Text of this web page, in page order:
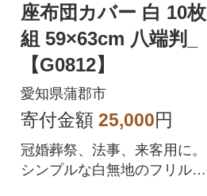
座布団カバー 白 10枚
組 59×63cm 八端判_
【G0812】
愛知県蒲郡市
寄付金額 25,000円
冠婚葬祭、法事、来客用に。
シンプルな白無地のフリル付